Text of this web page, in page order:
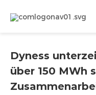
Dyness
über 150 MWh